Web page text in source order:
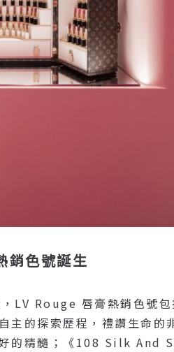
銷色號誕生
LV Rouge 唇膏熱銷色號
主的探索歷程，禮讚生
的精髓；《108 Silk And